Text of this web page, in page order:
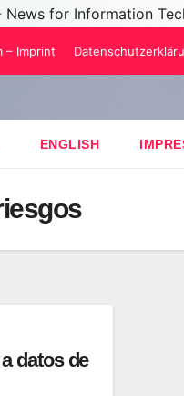
News for Information
– Imprint
ENGLISH
datos de